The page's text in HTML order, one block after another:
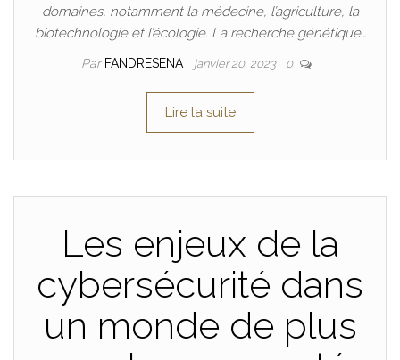
domaines, notamment la médecine, l’agriculture, la
biotechnologie et l’écologie. La recherche génétique…
Par FANDRESENA janvier 20, 2023 0
Lire la suite
Les enjeux de la
cybersécurité dans
un monde de plus